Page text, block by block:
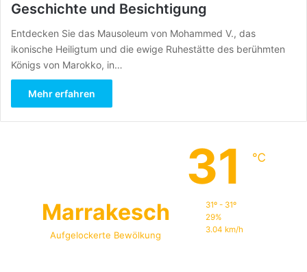
Geschichte und Besichtigung
Entdecken Sie das Mausoleum von Mohammed V., das
ikonische Heiligtum und die ewige Ruhestätte des berühmten
Königs von Marokko, in…
Mehr erfahren
Marrakesch
Aufgelockerte Bewölkung
31 ℃
31º - 31º
29%
3.04 km/h